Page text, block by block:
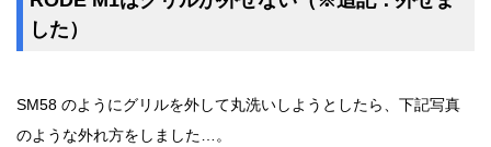
した）
SM58 のようにグリルを外して丸洗いしようとしたら、下記写真
のような外れ方をしました…。